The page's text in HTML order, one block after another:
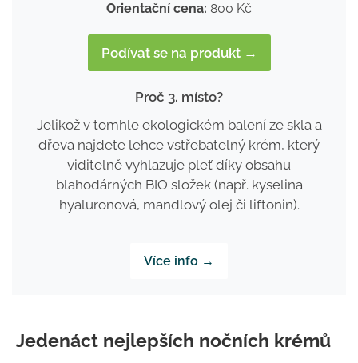
Orientační cena: 800 Kč
Podívat se na produkt →
Proč 3. místo?
Jelikož v tomhle ekologickém balení ze skla a
dřeva najdete lehce vstřebatelný krém, který
viditelně vyhlazuje pleť díky obsahu
blahodárných BIO složek (např. kyselina
hyaluronová, mandlový olej či liftonin).
Více info →
Jedenáct nejlepších nočních krémů